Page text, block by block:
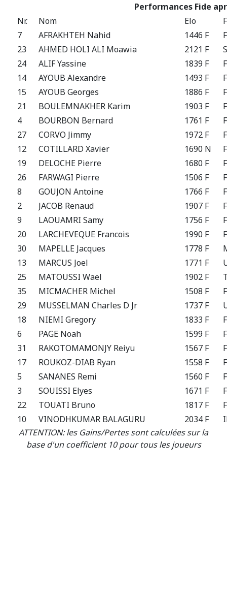
Performances Fide
Nr.
Nom Elo
7
AFRAKHTEH Nahid 1446 F
23
AHMED HOLI ALI Moawia 2121 F
24
ALIF Yassine 1839 F
14
AYOUB Alexandre 1493 F
15
AYOUB Georges 1886 F
21
BOULEMNAKHER Karim 1903 F
4
BOURBON Bernard 1761 F
27
CORVO Jimmy 1972 F
12
COTILLARD Xavier 1690 N
19
DELOCHE Pierre 1680 F
26
FARWAGI Pierre 1506 F
8
GOUJON Antoine 1766 F
2
JACOB Renaud 1907 F
9
LAOUAMRI Samy 1756 F
20
LARCHEVEQUE Francois 1990 F
30
MAPELLE Jacques 1778 F
13
MARCUS Joel 1771 F
25
MATOUSSI Wael 1902 F
35
MICMACHER Michel 1508 F
29
MUSSELMAN Charles D Jr 1737 F
18
NIEMI Gregory 1833 F
6
PAGE Noah 1599 F
31
RAKOTOMAMONJY Reiyu 1567 F
17
ROUKOZ-DIAB Ryan 1558 F
5
SANANES Remi 1560 F
3
SOUISSI Elyes 1671 F
22
TOUATI Bruno 1817 F
10
VINODHKUMAR BALAGURU 2034 F
ATTENTION: les Gains/Pertes sont calculées sur la
base d'un coefficient 10 pour tous les joueurs